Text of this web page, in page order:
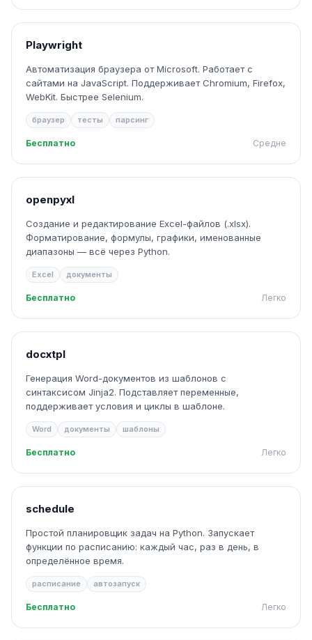
Playwright
Автоматизация браузера от Microsoft. Работает с
сайтами на JavaScript. Поддерживает Chromium, Firefox,
WebKit. Быстрее Selenium.
браузер тесты парсинг
Бесплатно Средне
openpyxl
Создание и редактирование Excel-файлов (.xlsx).
Форматирование, формулы, графики, именованные
диапазоны — всё через Python.
Excel документы
Бесплатно Легко
docxtpl
Генерация Word-документов из шаблонов с
синтаксисом Jinja2. Подставляет переменные,
поддерживает условия и циклы в шаблоне.
Word документы шаблоны
Бесплатно Легко
schedule
Простой планировщик задач на Python. Запускает
функции по расписанию: каждый час, раз в день, в
определённое время.
расписание автозапуск
Бесплатно Легко